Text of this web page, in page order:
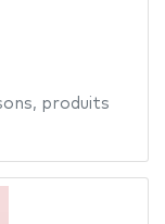
, produits